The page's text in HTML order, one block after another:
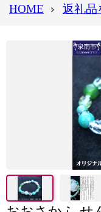
HOME 返礼品